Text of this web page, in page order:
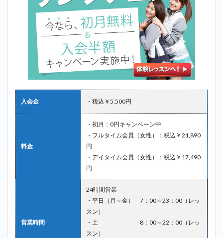
入会金 ・税込￥5,500円
料金
・初月：0円キャンペーン中
・フルタイム会員（女性）：税込￥21,890
円
・デイタイム会員（女性）：税込￥17,490
円
営業時間
24時間営業
・平日（月～金） 7：00～23：00（レッ
スン）
・土 8：00～22：00（レッ
スン）